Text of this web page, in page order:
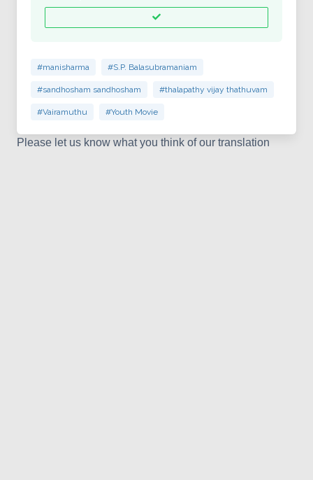
#manisharma #S.P. Balasubramaniam
#sandhosham sandhosham #thalapathy vijay thathuvam
#Vairamuthu #Youth Movie
Please let us know what you think of our translation